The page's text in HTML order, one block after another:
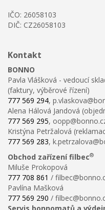
IČO: 26058103
DIČ: CZ26058103
Kontakt
BONNO
Pavla Vlášková - vedoucí
(faktury, výběrové řízení)
777 569 294,
Alena Hálová Jandová
777 569 295,
Kristýna Petržalová
777 569 283,
Obchod zařízení filbec®
Miluše Prokopová
777 708 861 /
Pavlína Mašková
777 569 290 /